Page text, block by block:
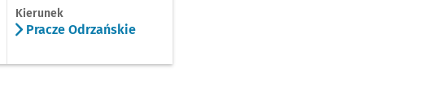
Kierunek
Pracze Odrzańskie